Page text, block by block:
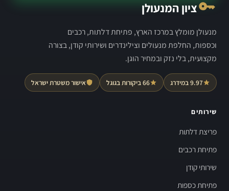
ציון המנעולן
מנעולן מומלץ במרכז הארץ, פתיחת דלתות, רכבים
וכספות, החלפת מנעולים וצילינדרים ושירותי קודן, בצורה
מקצועית, בלי נזק ובמחיר הוגן.
9.97 במידרג 66 ביקורות בגוגל אישור משטרת ישראל
שירותים
פריצת דלתות
פתיחת רכבים
שירותי קודן
פתיחת כספות